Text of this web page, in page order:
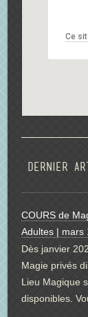
Ce
Dernier
COURS de
Adultes | mars
Dès janvier
Magie privés
Lieu Magique
disponibles.